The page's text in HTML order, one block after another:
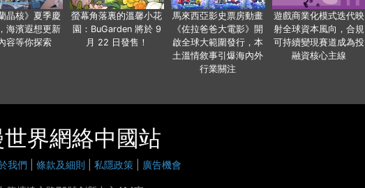
晶核》夏季慶
海濱遐想更新
容等你探索
螢幕角落裏的溫馨小花
園：BuGarden 將於 9
月 22 日發售！
馬來西亞影史票房動畫
《佐拉爸爸大電影》開
啟全球大範圍發行，本
土溫情敘事引爆海內外
行業關注
遊戲商業化模式迭代映
射全球資本風向，合規
可持續變現賽道成為投
融資核心主線
界網絡中國站
我們 條款及細則 私隱政策 廣告機會